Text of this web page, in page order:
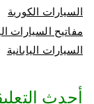
السيارات الكورية
السيارات اليابانية
أحدث